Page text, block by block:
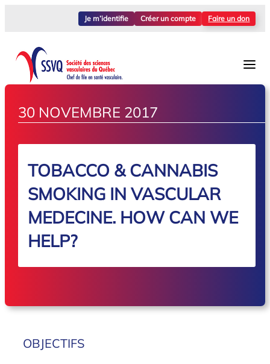
Je m’identifie Créer un compte Faire un don
30 NOVEMBRE 2017
TOBACCO & CANNABIS
SMOKING IN VASCULAR
MEDECINE. HOW CAN WE
HELP?
OBJECTIFS